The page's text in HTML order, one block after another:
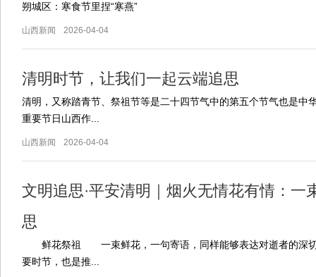
朔城区：寒食节里捏“寒燕”
山西新闻 2026-04-04
清明时节，让我们一起云端追思
清明，又称踏青节、祭祖节等是二十四节气中的第五个节气也是中
重要节日山西作...
山西新闻 2026-04-04
文明追思·平安清明｜烟火无情花有情：一
思
鲜花祭祖 一束鲜花，一句寄语，同样能够表达对逝者的深切
要时节，也是推...